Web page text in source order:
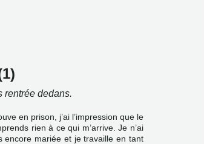
rentrée dedans.
en prison, j’ai l’impression que le
rien à ce qui m’arrive. Je n’ai
encore mariée et je travaille en tant